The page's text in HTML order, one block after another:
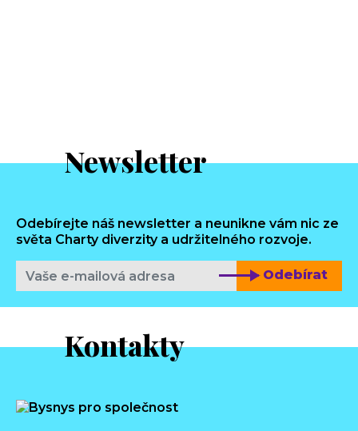
Newsletter
Odebírejte náš newsletter a neunikne vám nic ze
světa Charty diverzity a udržitelného rozvoje.
Odebírat
Kontakty